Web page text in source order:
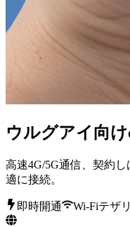
ウルグアイ向
高速4G/5G通信、契約
適に接続。
即時開通 Wi-Fiテザ